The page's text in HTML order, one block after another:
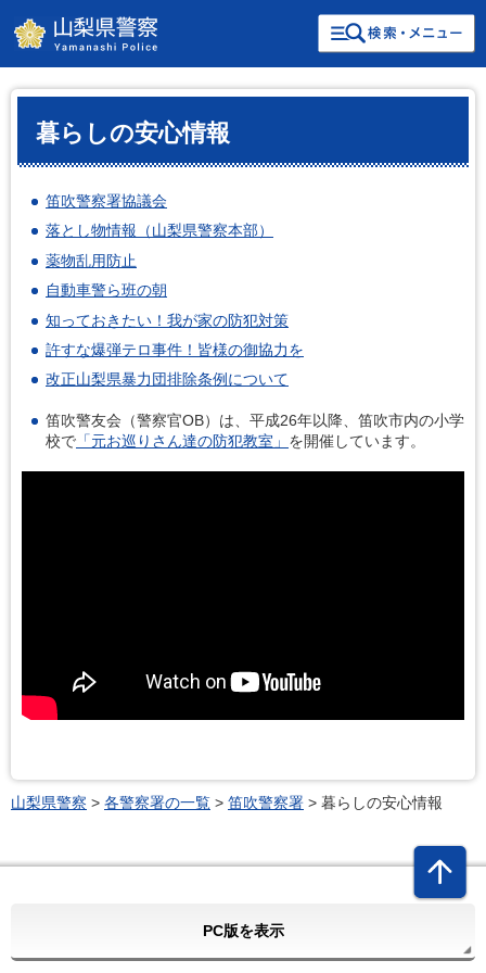
山梨県警察 検索・共通メニュー
暮らしの安心情報
笛吹警察署協議会
落とし物情報（山梨県警察本部）
薬物乱用防止
自動車警ら班の朝
知っておきたい！我が家の防犯対策
許すな爆弾テロ事件！皆様の御協力を
改正山梨県暴力団排除条例について
笛吹警友会（警察官OB）は、平成26年以降、笛吹市内の小学
校で 「元お巡りさん達の防犯教室」 を開催しています。
山梨県警察 > 各警察署の一覧 > 笛吹警察署 > 暮らしの安心情報
PC版を表示